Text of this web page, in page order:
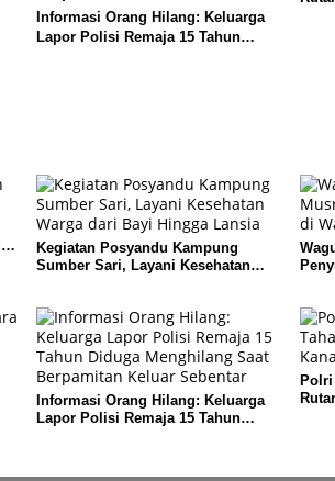
Informasi Orang Hilang: Keluarga
Lapor Polisi Remaja 15 Tahun
Kegiatan Posyandu Kampung
Sumber Sari, Layani Kesehatan
Informasi Orang Hilang: Keluarga
Lapor Polisi Remaja 15 Tahun
Polri